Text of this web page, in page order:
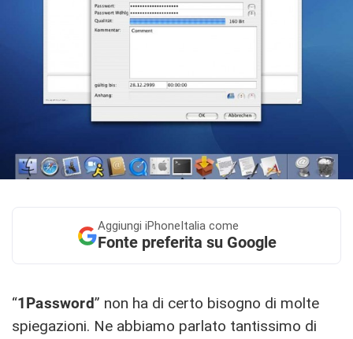
Aggiungi iPhoneItalia come
Fonte preferita su Google
“1Password” non ha di certo bisogno di molte
spiegazioni. Ne abbiamo parlato tantissimo di